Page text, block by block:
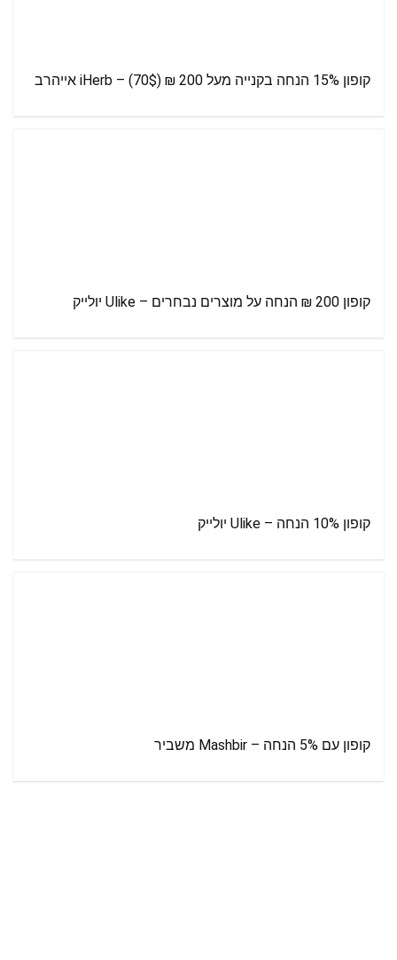
קופון 15% הנחה בקנייה מעל 200 ₪ (70$) – iHerb אייהרב
קופון 200 ₪ הנחה על מוצרים נבחרים – Ulike יולייק
קופון 10% הנחה – Ulike יולייק
קופון עם 5% הנחה – Mashbir משביר